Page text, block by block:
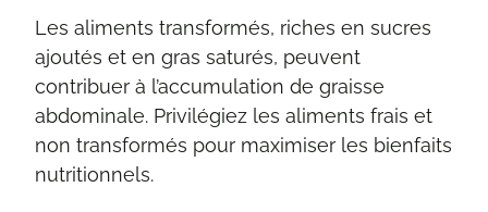
Les aliments transformés, riches en sucres
ajoutés et en gras saturés, peuvent
contribuer à l’accumulation de graisse
abdominale. Privilégiez les aliments frais et
non transformés pour maximiser les bienfaits
nutritionnels.